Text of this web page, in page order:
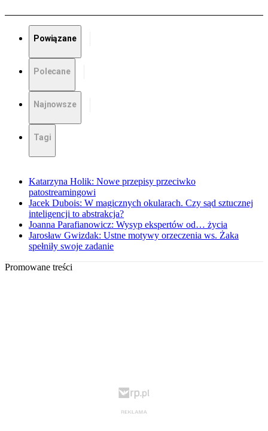
Powiązane
Polecane
Najnowsze
Tagi
Katarzyna Holik: Nowe przepisy przeciwko
patostreamingowi
Jacek Dubois: W magicznych okularach. Czy sąd sztucznej
inteligencji to abstrakcja?
Joanna Parafianowicz: Wysyp ekspertów od… życia
Jarosław Gwizdak: Ustne motywy orzeczenia ws. Żaka
spełniły swoje zadanie
Promowane treści